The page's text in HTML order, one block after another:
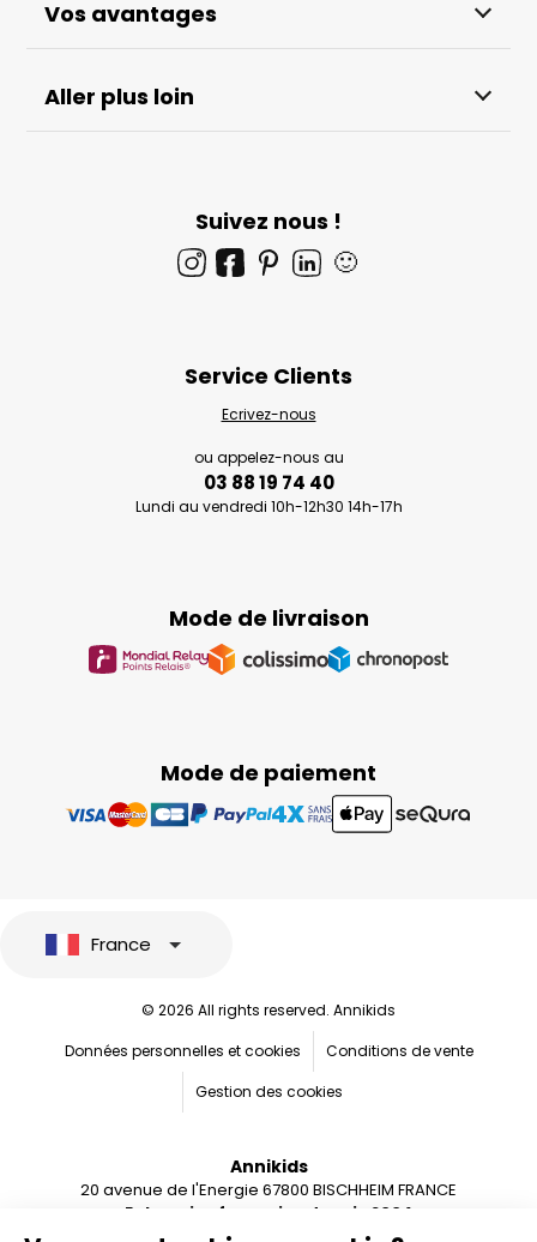
Vos avantages
Aller plus loin
Suivez nous !
🙂
Mode de paiement
Mode de livraison
Service Clients
Ecrivez-nous
ou appelez-nous au
03 88 19 74 40
Lundi au vendredi 10h-12h30 14h-17h
France
© 2026 All rights reserved. Annikids
Données personnelles et cookies
Conditions de vente
Gestion des cookies
Annikids
20 avenue de l'Energie 67800 BISCHHEIM FRANCE
Entreprise française depuis 2004